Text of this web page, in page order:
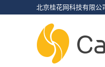
北京桂花网科技有限公
解决方